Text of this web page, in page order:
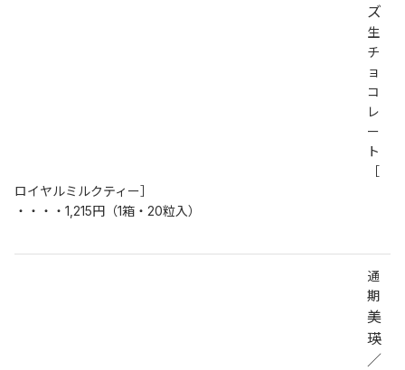
ズ
生
チ
ョ
コ
レ
ー
ト
［
ロイヤルミルクティー］
・・・・1,215円（1箱・20粒入）
通
期
美
瑛
／